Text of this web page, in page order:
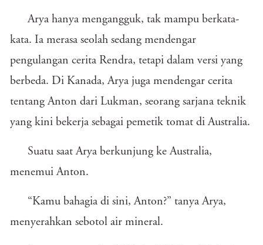
Arya hanya mengangguk, tak mampu berkata-
kata. Ia merasa seolah sedang mendengar
pengulangan cerita Rendra, tetapi dalam versi yang
berbeda. Di Kanada, Arya juga mendengar cerita
tentang Anton dari Lukman, seorang sarjana teknik
yang kini bekerja sebagai pemetik tomat di Australia.
Suatu saat Arya berkunjung ke Australia,
menemui Anton.
“Kamu bahagia di sini, Anton?” tanya Arya,
menyerahkan sebotol air mineral.